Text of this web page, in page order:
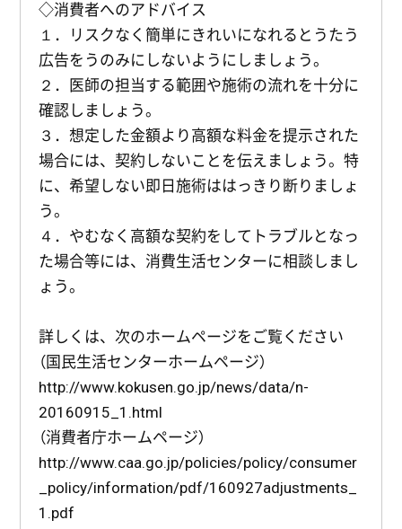
◇消費者へのアドバイス
１．リスクなく簡単にきれいになれるとうたう
広告をうのみにしないようにしましょう。
２．医師の担当する範囲や施術の流れを十分に
確認しましょう。
３．想定した金額より高額な料金を提示された
場合には、契約しないことを伝えましょう。特
に、希望しない即日施術ははっきり断りましょ
う。
４．やむなく高額な契約をしてトラブルとなっ
た場合等には、消費生活センターに相談しまし
ょう。
詳しくは、次のホームページをご覧ください
（国民生活センターホームページ）
http://www.kokusen.go.jp/news/data/n-
20160915_1.html
（消費者庁ホームページ）
http://www.caa.go.jp/policies/policy/consumer
_policy/information/pdf/160927adjustments_
1.pdf